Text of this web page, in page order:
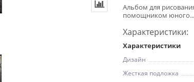
Альбом для
помощником юного...
Характеристики:
Характеристики
Дизайн
Жесткая подложка